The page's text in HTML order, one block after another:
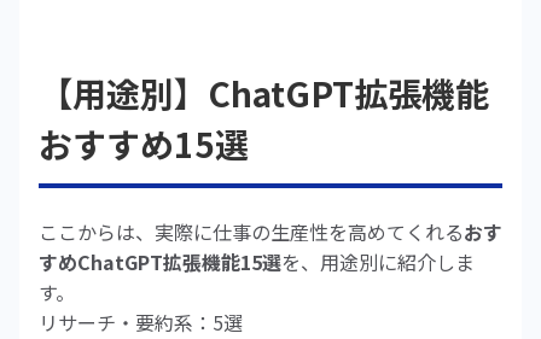
【用途別】ChatGPT拡張機能
おすすめ15選
ここからは、実際に仕事の生産性を高めてくれるおす
すめChatGPT拡張機能15選を、用途別に紹介しま
す。
リサーチ・要約系：5選